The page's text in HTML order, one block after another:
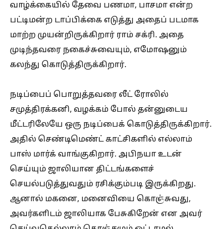
வாழ்க்கையில் தேவை பணமா, பாசமா என்ற
பட்டிமன்ற டாப்பிக்கை எடுத்து அதைப் படமாக
மாற்ற முயன்றிருக்கிறார் ராம் சக்ரி. அதை
முடிந்தவரை நகைச்சுவையும், எமோஷனும்
கலந்து கொடுத்திருக்கிறார்.
நடிப்பைப் பொறுத்தவரை லீட் ரோலில்
சமுத்திரக்கனி, வழக்கம் போல் தன்னுடைய
மீட்டரிலேயே ஒரு நடிப்பைக் கொடுத்திருக்கிறார்.
அதில் செண்டிமெண்ட் காட்சிகளில் எல்லாம்
பாஸ் மார்க் வாங்குகிறார். அபிநயா உடன்
செய்யும் ஜாலியான திட்டங்களைச்
செயல்படுத்துவதும் ரசிக்கும்படி இருக்கிறது.
ஆனால் மகனை, மனைவியை கொஞ்சுவது,
அவர்களிடம் ஜாலியாக பேசுகிறேன் என அவர்